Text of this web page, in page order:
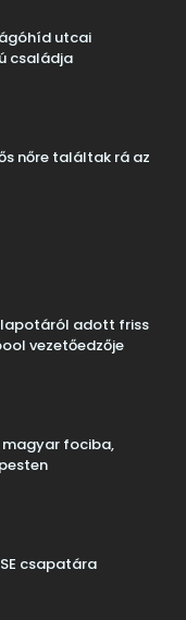
utcai
családja
nőre találtak rá az
adott friss
vezetőedzője
magyar fociba,
csapatára